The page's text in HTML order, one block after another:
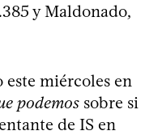
y Maldonado,
miércoles en
podemos sobre si
de IS en